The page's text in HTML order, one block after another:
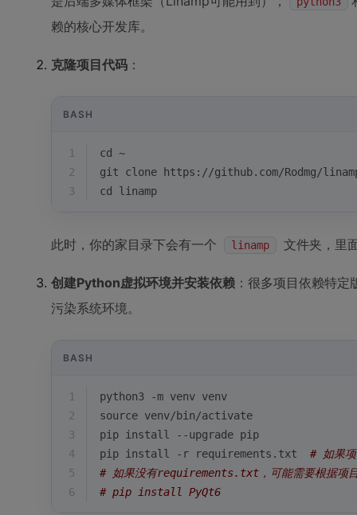
赖的核心开发库。
克隆项目代码 ：
BASH
1 cd
~
2
git clone https://github.com/Rodmg/
3
cd linamp
此时，你的家目录下会有一个 linamp 文件夹，里
创建Python虚拟环境并安装依赖 ：很多项目依赖特
污染系统环境。
BASH
1
python3 -m venv venv
2
source venv/bin/activate
3
pip install --upgrade pip
4
pip install -r requirements.txt # 如果
5
# 如果没有requirements.txt，可能需要根据项目
6
# pip install PyQt6